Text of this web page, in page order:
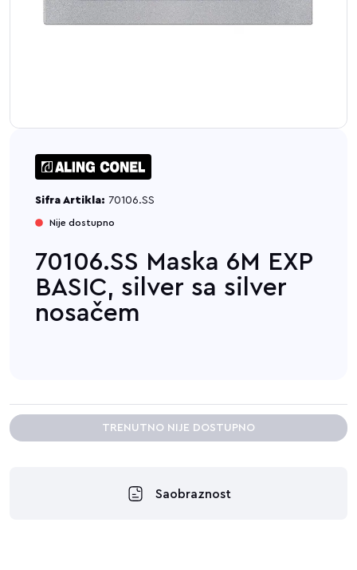
Sifra Artikla: 70106.SS
Nije dostupno
70106.SS Maska 6M EXP
BASIC, silver sa silver
nosačem
TRENUTNO NIJE DOSTUPNO
Saobraznost